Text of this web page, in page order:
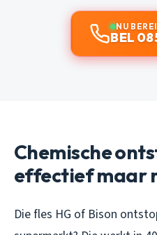
NU
BEL
Chemische
effectief maar
Die fles HG of Bison